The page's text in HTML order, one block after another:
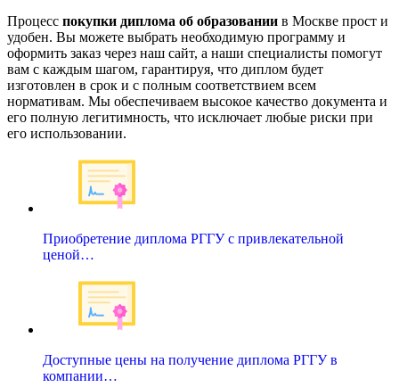
Процесс покупки диплома об образовании в Москве прост и
удобен. Вы можете выбрать необходимую программу и
оформить заказ через наш сайт, а наши специалисты помогут
вам с каждым шагом, гарантируя, что диплом будет
изготовлен в срок и с полным соответствием всем
нормативам. Мы обеспечиваем высокое качество документа и
его полную легитимность, что исключает любые риски при
его использовании.
Приобретение диплома РГГУ с привлекательной
ценой…
Доступные цены на получение диплома РГГУ в
компании…